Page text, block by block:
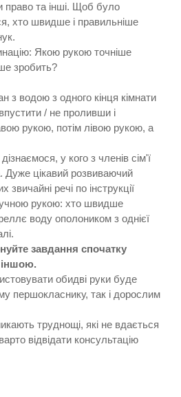
право та інші. Щоб було
хто швидше і правильніше
Якою рукою точніше
зробить?
з водою з одного кінця кімнати
/ не проливши і
рукою, потім лівою рукою, а
у кого з членів сім'ї
Дуже цікавий розвиваючий
звичайні речі по інструкції
рукою: хто швидше
воду ополоником з однієї
завдання спочатку
обидві руки буде
першокласнику, так і дорослим
труднощі, які не вдається
відвідати консультацію